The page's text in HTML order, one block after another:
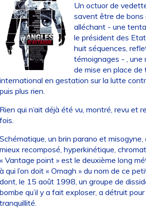
Un octuor de
savent être de bons
alléchant - une
le président des
huit séquences,
témoignages - , une
de mise en place de
en gestation sur la lutte
plus rien.
qui n’ait déjà été vu, montré, revu et
un brin parano et misogyne,
recomposé, hyperkinétique,
Vantage point » est le deuxième long
qui l’on doit « Omagh » du nom de ce
le 15 août 1998, un groupe de
qu’il y a fait exploser, a détruit